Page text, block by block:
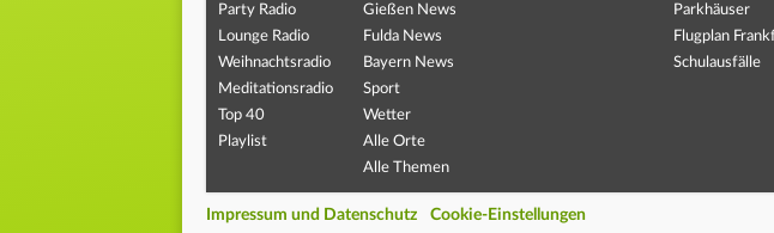
Party Radio
Lounge Radio
Weihnachtsradio
Meditationsradio
Top 40
Playlist
Gießen News
Fulda News
Bayern News
Sport
Wetter
Alle Orte
Alle Themen
Parkhäuser
Flugplan
Schulausfälle
Impressum und Datenschutz Cookie-Einstellungen